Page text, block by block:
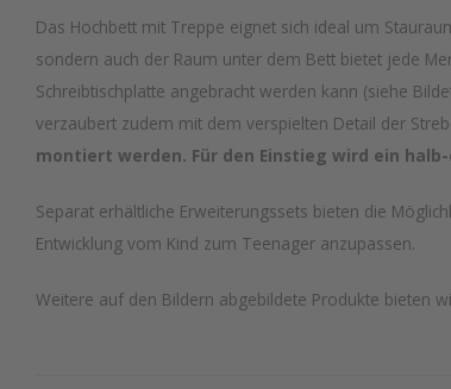
Das Hochbett mit Treppe eignet sich ideal um
sondern auch der Raum unter dem Bett bietet jede
Schreibtischplatte angebracht werden kann (siehe
verzaubert zudem mit dem verspielten Detail der
montiert werden. Für den Einstieg wird ein
Separat erhältliche Erweiterungssets bieten die
Entwicklung vom Kind zum Teenager anzupassen.
Weitere auf den Bildern abgebildete Produkte bieten